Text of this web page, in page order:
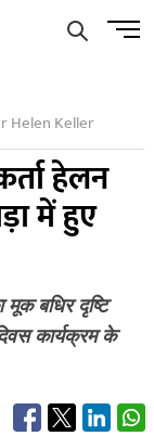
Menu
Helen Keller
हेलन
में हुए
मूक बधिर दृष्टि
कार्यक्रम के